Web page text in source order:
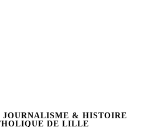
JOURNALISME & HISTOIRE
DE LILLE